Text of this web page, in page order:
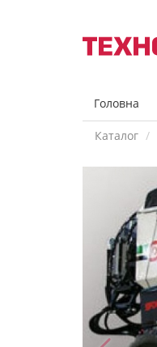
Головна
Каталог